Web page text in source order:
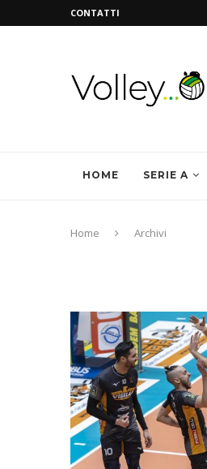
CONTATTI
HOME SERIE A
Home Archivi